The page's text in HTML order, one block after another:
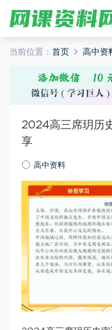
当前位置： 首页 高中资
2024高三席玥历
享
高中资料